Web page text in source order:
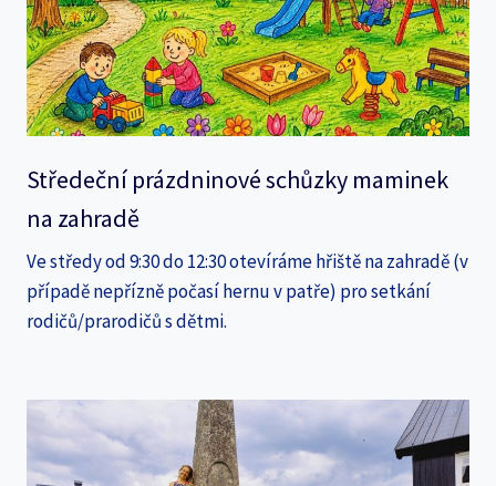
Středeční prázdninové schůzky maminek
na zahradě
Ve středy od 9:30 do 12:30 otevíráme hřiště na zahradě (v
případě nepřízně počasí hernu v patře) pro setkání
rodičů/prarodičů s dětmi.